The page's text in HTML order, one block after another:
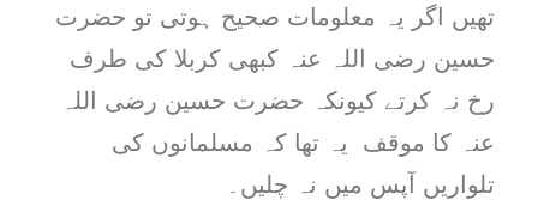
تھیں اگر یہ معلومات صحیح ہوتی تو حضرت
حسین رضی اللہ عنہ کبھی کربلا کی طرف
رخ نہ کرتے کیونکہ حضرت حسین رضی اللہ
عنہ کا موقف یہ تھا کہ مسلمانوں کی
تلواریں آپس میں نہ چلیں۔